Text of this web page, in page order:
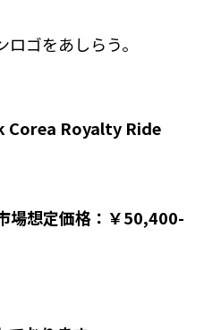
ゴをあしらう。
Corea Royalty Ride
場想定価格 ：￥50,400-